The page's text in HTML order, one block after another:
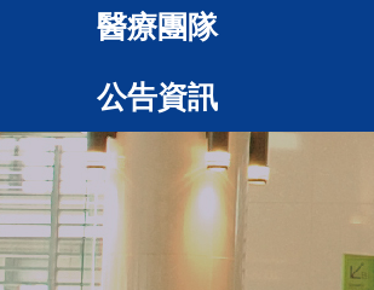
醫療團隊
公告資訊